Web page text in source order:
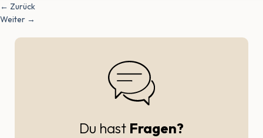
← Zurück
Weiter →
Du hast Fragen?